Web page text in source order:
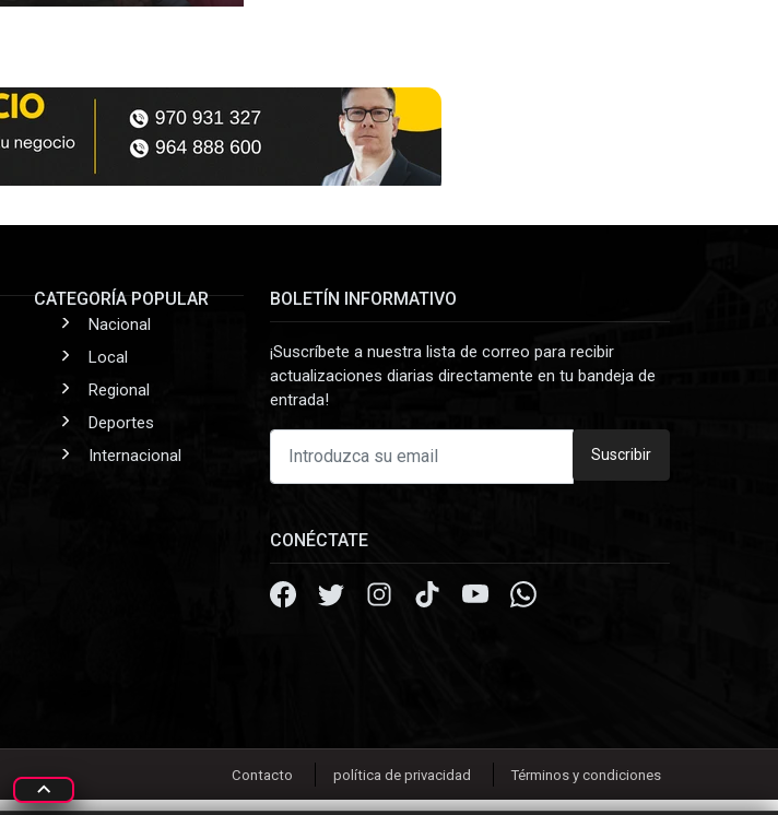
CATEGORÍA POPULAR
Nacional
Local
Regional
Deportes
Internacional
BOLETÍN INFORMATIVO
¡Suscríbete a nuestra lista de correo para recibir
actualizaciones diarias directamente en tu bandeja de
entrada!
Suscribir
CONÉCTATE
Contacto política de privacidad Términos y condiciones